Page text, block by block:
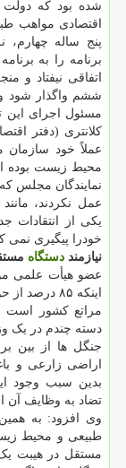
شده بود که
اقتصادی مواهب
پنج ساله چهارم،
برنامه را به
اتفاقی نیفتاد و
ششم واگذار شود و
مسئول اجرای
کلانتری (دفتر
عملاً خود
محیط زیست بوده
نمایندگان مجلس
عمل نکردند،
یکی از
خودرا پیگیری نمی
نیازمند دستگاه
عضو هیأت علمی
اینکه ۸۵
مراتع کشور است
دسته چندم در یک
جنگل ها از بین
اراضی زارعی و
بدین سبب وجود
تضاد به وظایف آن
وی افزود: به
طبیعی و محیط
مستقل در هیبت یک